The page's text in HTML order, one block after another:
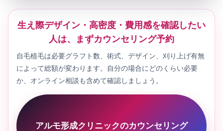
生え際デザイン・高密度・費用感を確認したい
人は、まずカウンセリング予約
自毛植毛は必要グラフト数、術式、デザイン、刈り上げ有無
によって総額が変わります。自分の場合にどのくらい必要
か、オンライン相談も含めて確認しましょう。
アルモ形成クリニックのカウンセリング